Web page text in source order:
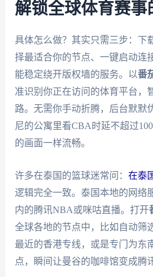
解锁全球体育赛事
具体怎么做？其实只需三步：下
择最适合你的节点、一键启动连
能稳定绕开版权墙的服务。以番
准识别你正在访问的体育平台，
路。无需你手动折腾，后台默默
尼的公寓里看CBA时延不超过
的画面一样流畅。
许多在泰国的篮球迷常问： 在泰
逻辑完全一致。泰国本地的网络
内的腾讯NBA或咪咕直播。打开
全球各地的节点中，比如自动筛
最近的香港专线，或是专门为东
点，瞬间让曼谷的咖啡馆变成腾